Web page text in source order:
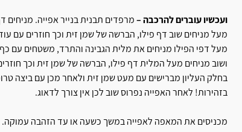
ועכשיו עוברים להרכבה – מרפדים תבנית בנייר אפייה.
מעל מניחים שוב דף פילו, הברשה של שמן זית וכך חוזרים עם עוד 3 דפים ( סה"כ 5 דפים
מעל דפי הפילו מניחים את מלית הגבינה והתרד, משטחים עם
ושוב מניחים מעל המלית דף פילו, הברשה של שמן זית וכך חוזרים עם עוד 4 דפים נוספים (
בחלק העליון מברישים עם מעט שמן זית ולאחר מכן עם ביצה
בזהירות! לאחר האפייה נפרוס שוב לכן אין צורך לדאוג.
מכניסים את המאפה לאפייה במשך כשעה או עד הזהבה עמוקה.